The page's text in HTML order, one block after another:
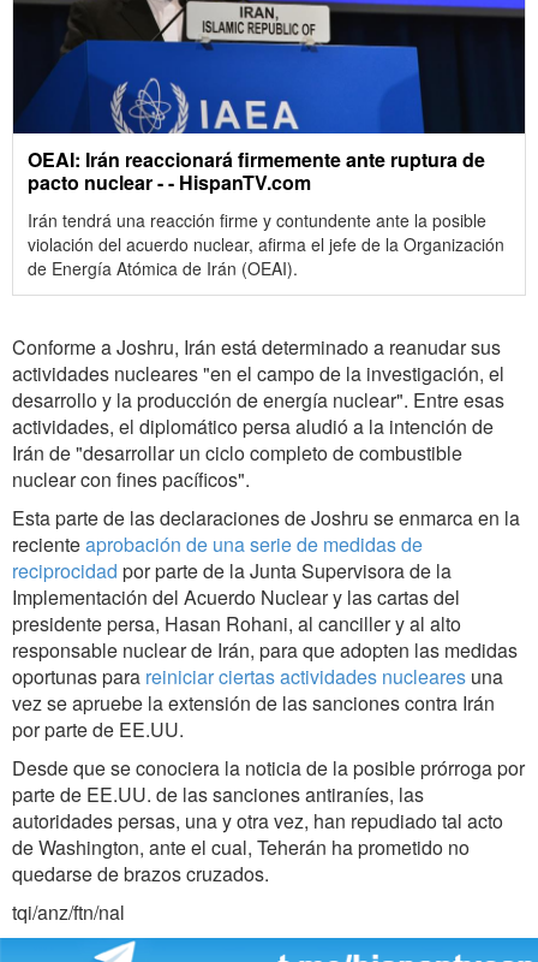
OEAI: Irán reaccionará firmemente ante ruptura de
pacto nuclear - - HispanTV.com
Irán tendrá una reacción firme y contundente ante la posible
violación del acuerdo nuclear, afirma el jefe de la Organización
de Energía Atómica de Irán (OEAI).
Conforme a Joshru, Irán está determinado a reanudar sus
actividades nucleares "en el campo de la investigación, el
desarrollo y la producción de energía nuclear". Entre esas
actividades, el diplomático persa aludió a la intención de
Irán de "desarrollar un ciclo completo de combustible
nuclear con fines pacíficos".
Esta parte de las declaraciones de Joshru se enmarca en la
recienteaprobación de una serie de medidas de
reciprocidad por parte de la Junta Supervisora de la
Implementación del Acuerdo Nuclear y las cartas del
presidente persa, Hasan Rohani, al canciller y al alto
responsable nuclear de Irán, para que adopten las medidas
oportunas para reiniciar ciertas actividades nucleares una
vez se apruebe la extensión de las sanciones contra Irán
por parte de EE.UU.
Desde que se conociera la noticia de la posible prórroga por
parte de EE.UU. de las sanciones antiraníes, las
autoridades persas, una y otra vez, han repudiado tal acto
de Washington, ante el cual, Teherán ha prometido no
quedarse de brazos cruzados.
tqi/anz/ftn/nal